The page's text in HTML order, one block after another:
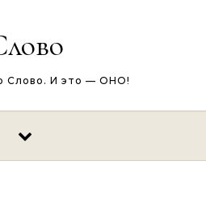
Слово. И это — ОНО!